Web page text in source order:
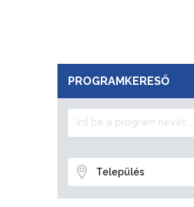
PROGRAMKERESŐ
Település